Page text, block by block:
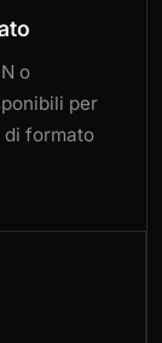
o
per
di formato